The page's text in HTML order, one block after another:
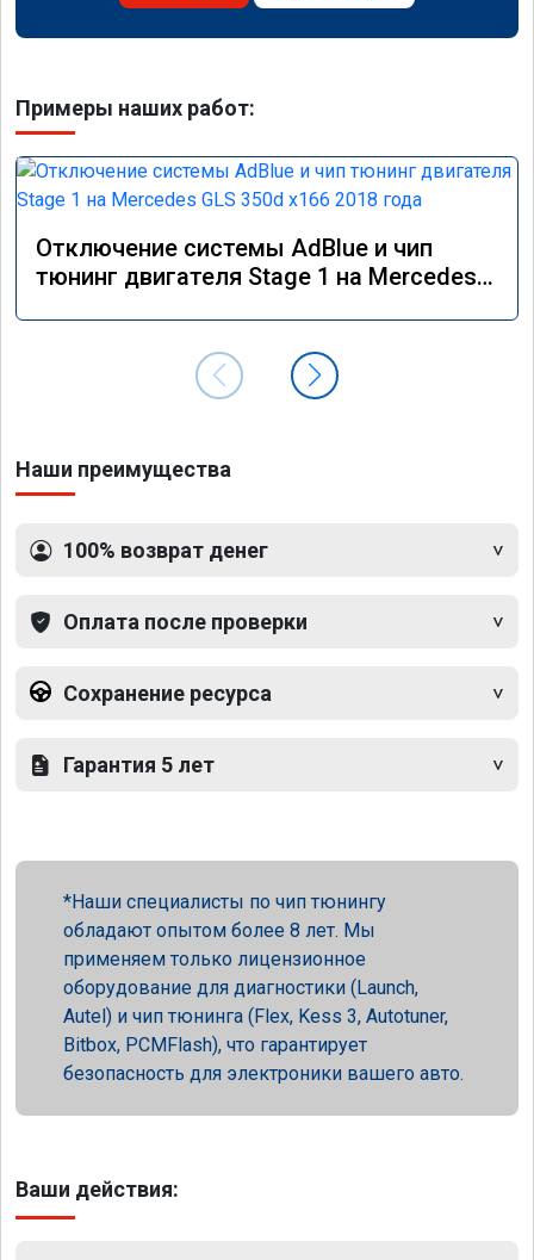
Примеры наших работ:
Отключение системы AdBlue и чип
тюнинг двигателя Stage 1 на Mercedes
Наши преимущества
100% возврат денег
Оплата после проверки
Сохранение ресурса
Гарантия 5 лет
Наши специалисты по чип тюнингу
обладают опытом более 8 лет. Мы
применяем только лицензионное
оборудование для диагностики (Launch,
Autel) и чип тюнинга (Flex, Kess 3, Autotuner,
Bitbox, PCMFlash), что гарантирует
безопасность для электроники вашего авто.
Ваши действия: